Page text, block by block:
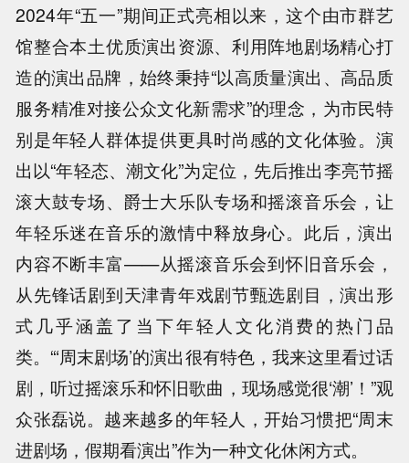
2024年“五一”期间正式亮相以来，这个由市群艺
馆整合本土优质演出资源、利用阵地剧场精心打
造的演出品牌，始终秉持“以高质量演出、高品质
服务精准对接公众文化新需求”的理念，为市民特
别是年轻人群体提供更具时尚感的文化体验。演
出以“年轻态、潮文化”为定位，先后推出李亮节摇
滚大鼓专场、爵士大乐队专场和摇滚音乐会，让
年轻乐迷在音乐的激情中释放身心。此后，演出
内容不断丰富——从摇滚音乐会到怀旧音乐会，
从先锋话剧到天津青年戏剧节甄选剧目，演出形
式几乎涵盖了当下年轻人文化消费的热门品
类。“‘周末剧场’的演出很有特色，我来这里看过话
剧，听过摇滚乐和怀旧歌曲，现场感觉很‘潮’！”观
众张磊说。越来越多的年轻人，开始习惯把“周末
进剧场，假期看演出”作为一种文化休闲方式。